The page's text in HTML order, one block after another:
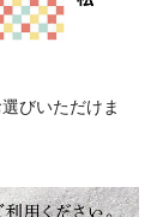
びいただけま